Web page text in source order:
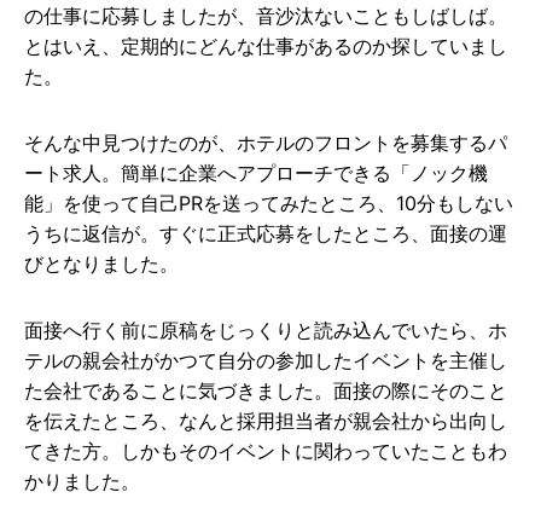
の仕事に応募しましたが、音沙汰ないこともしばしば。
とはいえ、定期的にどんな仕事があるのか探していまし
た。
そんな中見つけたのが、ホテルのフロントを募集するパ
ート求人。簡単に企業へアプローチできる「ノック機
能」を使って自己PRを送ってみたところ、10分もしない
うちに返信が。すぐに正式応募をしたところ、面接の運
びとなりました。
面接へ行く前に原稿をじっくりと読み込んでいたら、ホ
テルの親会社がかつて自分の参加したイベントを主催し
た会社であることに気づきました。面接の際にそのこと
を伝えたところ、なんと採用担当者が親会社から出向し
てきた方。しかもそのイベントに関わっていたこともわ
かりました。